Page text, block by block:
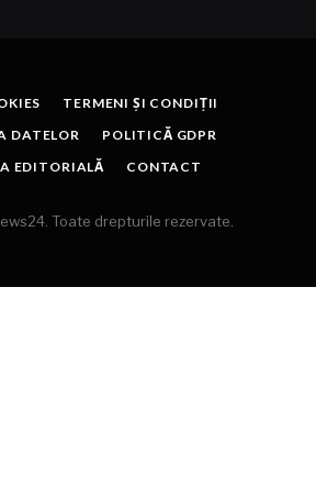
TERMENI ȘI CONDIȚII
DATELOR
POLITICĂ GDPR
EDITORIALĂ
CONTACT
Toate drepturile rezervate.